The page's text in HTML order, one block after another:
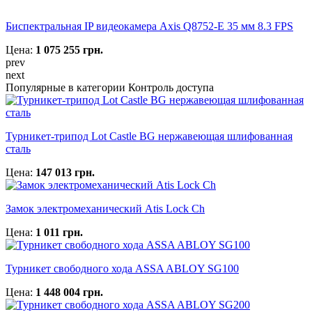
Биспектральная IP видеокамера Axis Q8752-E 35 мм 8.3 FPS
Цена: 1 075 255 грн.
prev
next
Популярные в категории Контроль доступа
Турникет-трипод Lot Castle BG нержавеющая шлифованная
сталь
Цена: 147 013 грн.
Замок электромеханический Atis Lock Ch
Цена: 1 011 грн.
Турникет свободного хода ASSA ABLOY SG100
Цена: 1 448 004 грн.